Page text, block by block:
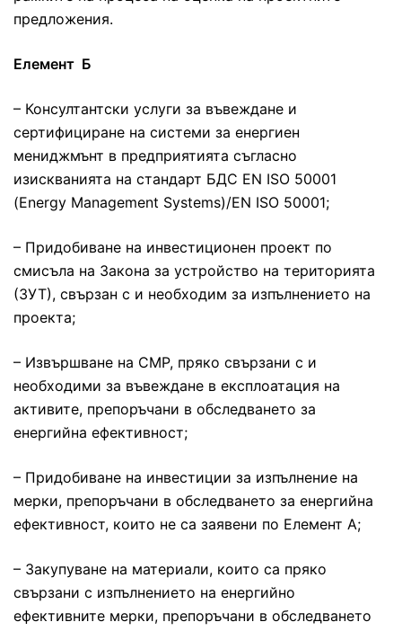
предложения.
Елемент Б
– Консултантски услуги за въвеждане и
сертифициране на системи за енергиен
мениджмънт в предприятията съгласно
изискванията на стандарт БДС EN ISO 50001
(Energy Management Systems)/EN ISO 50001;
– Придобиване на инвестиционен проект по
смисъла на Закона за устройство на територията
(ЗУТ), свързан с и необходим за изпълнението на
проекта;
– Извършване на СМР, пряко свързани с и
необходими за въвеждане в експлоатация на
активите, препоръчани в обследването за
енергийна ефективност;
– Придобиване на инвестиции за изпълнение на
мерки, препоръчани в обследването за енергийна
ефективност, които не са заявени по Елемент А;
– Закупуване на материали, които са пряко
свързани с изпълнението на енергийно
ефективните мерки, препоръчани в обследването